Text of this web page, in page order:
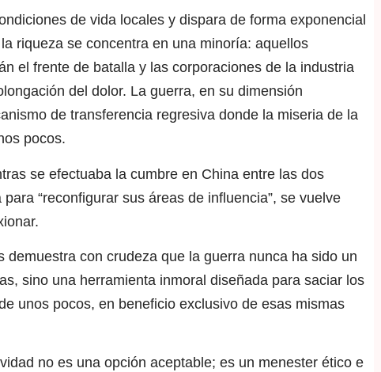
de vida locales y dispara de forma exponencial
riqueza se concentra en una minoría: aquellos
el frente de batalla y las corporaciones de la industria
del dolor. La guerra, en su dimensión
de transferencia regresiva donde la miseria de la
pocos.
se efectuaba la cumbre en China entre las dos
“reconfigurar sus áreas de influencia”, se vuelve
demuestra con crudeza que la guerra nunca ha sido un
sino una herramienta inmoral diseñada para saciar los
unos pocos, en beneficio exclusivo de esas mismas
no es una opción aceptable; es un menester ético e